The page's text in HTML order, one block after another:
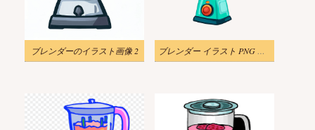
ブレンダーのイラスト画像 2 ブレンダー イラスト PNG 透明